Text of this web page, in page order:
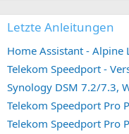
Letzte Anleitungen
Home Assistant - Alpine
Telekom Speedport -
Telekom Speedport Pro
Telekom Speedport Pro